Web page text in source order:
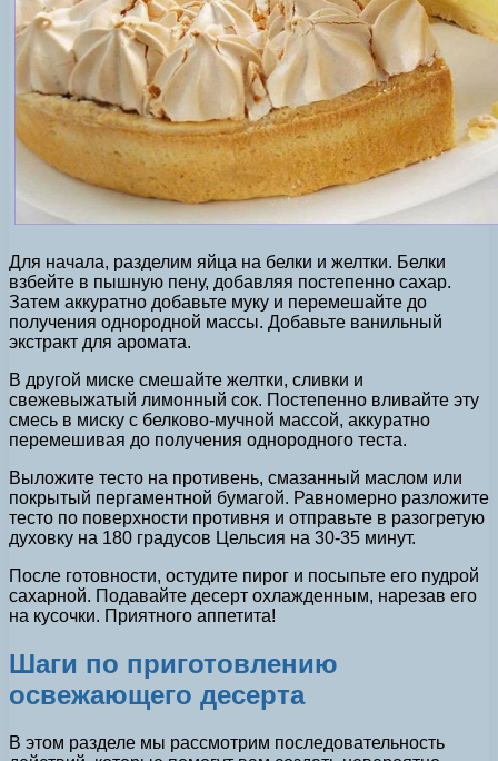
Для начала, разделим яйца на белки и желтки. Белки
взбейте в пышную пену, добавляя постепенно сахар.
Затем аккуратно добавьте муку и перемешайте до
получения однородной массы. Добавьте ванильный
экстракт для аромата.
В другой миске смешайте желтки, сливки и
свежевыжатый лимонный сок. Постепенно вливайте эту
смесь в миску с белково-мучной массой, аккуратно
перемешивая до получения однородного теста.
Выложите тесто на противень, смазанный маслом или
покрытый пергаментной бумагой. Равномерно разложите
тесто по поверхности противня и отправьте в разогретую
духовку на 180 градусов Цельсия на 30-35 минут.
После готовности, остудите пирог и посыпьте его пудрой
сахарной. Подавайте десерт охлажденным, нарезав его
на кусочки. Приятного аппетита!
Шаги по приготовлению
освежающего десерта
В этом разделе мы рассмотрим последовательность